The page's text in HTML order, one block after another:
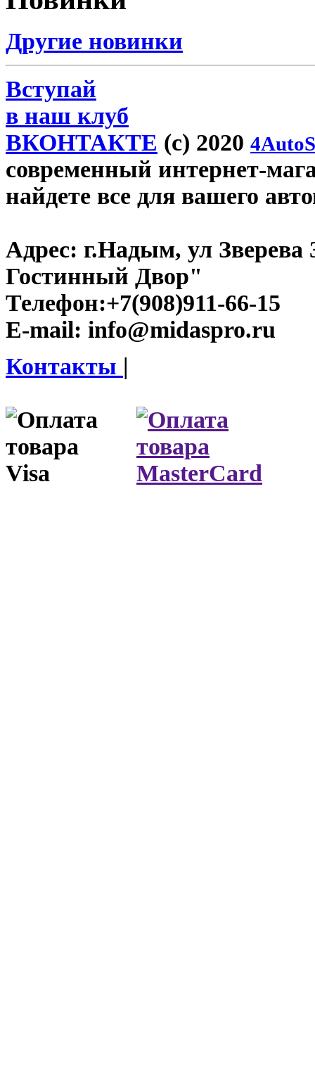
Другие новинки
Вступай
в наш клуб
ВКОНТАКТЕ (c) 2020
современный интернет-
найдете все для вашего
Адрес: г.Надым, ул
Гостинный Двор"
Телефон:+7(908)911-66-15
E-mail: info@midaspro.ru
Контакты |